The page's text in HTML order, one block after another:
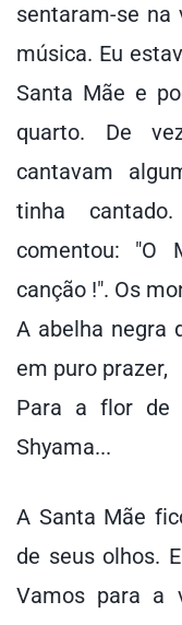
sentaram-se na
música. Eu
Santa Mãe e
quarto. De
cantavam
tinha
comentou: "O
canção !". Os
A abelha negra
em puro prazer,
Para a flor de
Shyama...
A Santa Mãe
de seus olhos.
Vamos para a